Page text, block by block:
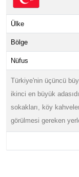
Ülke
Bölge
Nüfus
Türkiye'nin üçüncü
ikinci en büyük
sokakları, köy
görülmesi gereken